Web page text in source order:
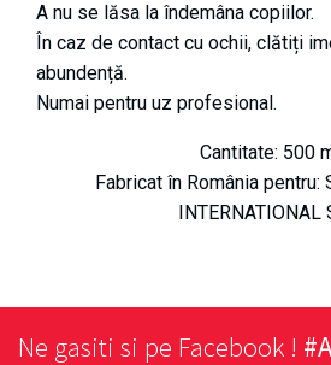
A nu se lăsa la îndemâna copiilor.
În caz de contact cu ochii, clătiți
abundență.
Numai pentru uz profesional.
Cantitate: 500
Fabricat în România pentru:
INTERNATIONAL
Ne gasiti si pe Facebook !